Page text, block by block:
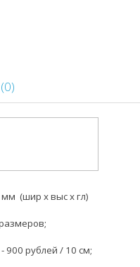
мм (шир х выс х гл)
- 900 рублей / 10 см;